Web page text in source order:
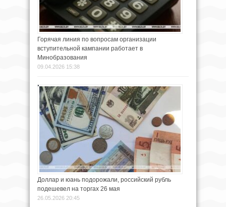
Горячая линия по вопросам организации
вступительной кампании работает в
Минобразования
09.04.2026 15:38
Доллар и юань подорожали, российский рубль
подешевел на торгах 26 мая
26.05.2026 20:45